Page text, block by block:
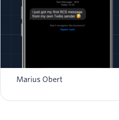
Marius Obert